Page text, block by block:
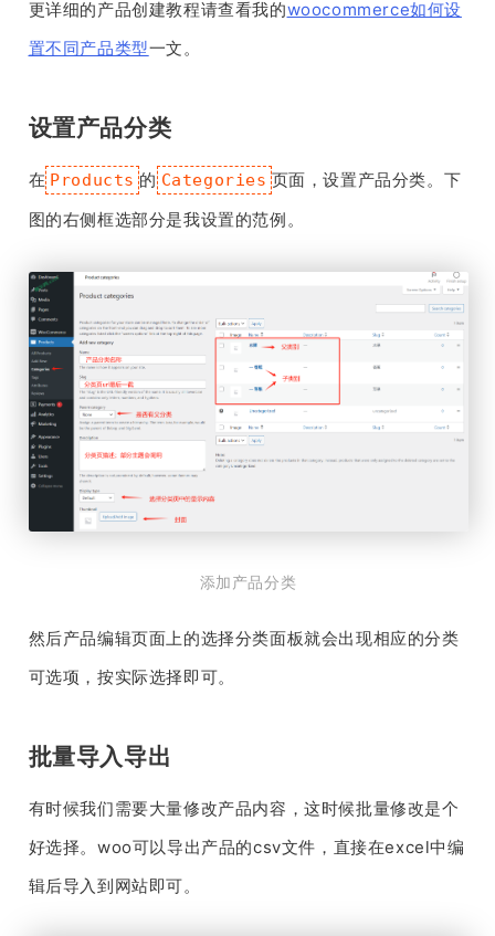
更详细的产品创建教程请查看我的woocommerce如何设
置不同产品类型一文。
设置产品分类
在 Products 的 Categories 页面，设置产品分类。下
图的右侧框选部分是我设置的范例。
添加产品分类
然后产品编辑页面上的选择分类面板就会出现相应的分类
可选项，按实际选择即可。
批量导入导出
有时候我们需要大量修改产品内容，这时候批量修改是个
好选择。woo可以导出产品的csv文件，直接在excel中编
辑后导入到网站即可。